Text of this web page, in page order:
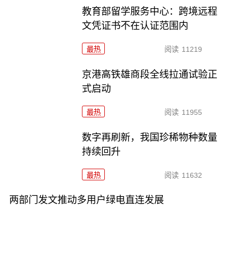
教育部留学服务中心：跨境远程
文凭证书不在认证范围内
最热 阅读 11219
京港高铁雄商段全线拉通试验正
式启动
最热 阅读 11955
数字再刷新，我国珍稀物种数量
持续回升
最热 阅读 11632
两部门发文推动多用户绿电直连发展